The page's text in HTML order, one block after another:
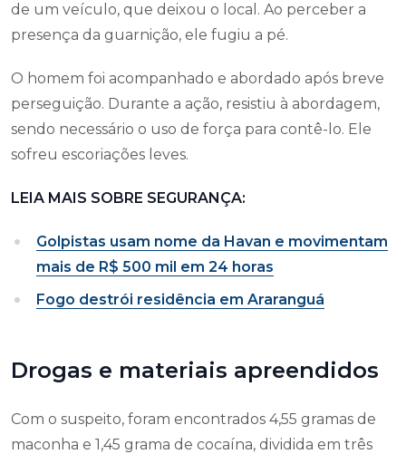
de um veículo, que deixou o local. Ao perceber a
presença da guarnição, ele fugiu a pé.
O homem foi acompanhado e abordado após breve
perseguição. Durante a ação, resistiu à abordagem,
sendo necessário o uso de força para contê-lo. Ele
sofreu escoriações leves.
LEIA MAIS SOBRE SEGURANÇA:
Golpistas usam nome da Havan e movimentam
mais de R$ 500 mil em 24 horas
Fogo destrói residência em Araranguá
Drogas e materiais apreendidos
Com o suspeito, foram encontrados 4,55 gramas de
maconha e 1,45 grama de cocaína, dividida em três